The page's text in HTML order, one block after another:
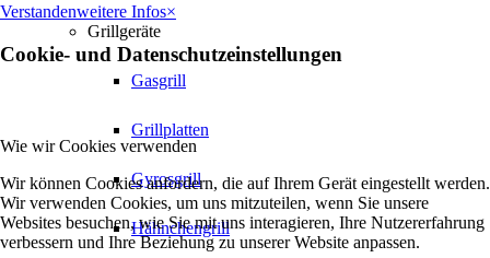
Grillgeräte
Gasgrill
Grillplatten
Gyrosgrill
Hähnchengrill
Verstandenweitere Infos×
Cookie- und Datenschutzeinstellungen
Wie wir Cookies verwenden
Wir können Cookies anfordern, die auf Ihrem Gerät eingestellt werden.
Wir verwenden Cookies, um uns mitzuteilen, wenn Sie unsere
Websites besuchen, wie Sie mit uns interagieren, Ihre Nutzererfahrung
verbessern und Ihre Beziehung zu unserer Website anpassen.